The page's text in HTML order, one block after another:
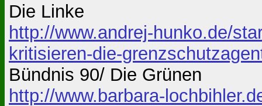
Die Linke
http://www.andrej-hunko.de/
kritisieren-die-
Bündnis 90/ Die Grünen
http://www.barbara-